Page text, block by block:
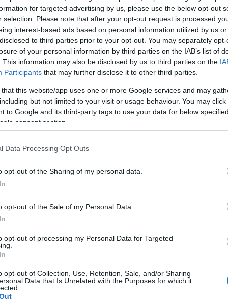
for targeted advertising by us, please use the below opt-out
selection. Please note that after your opt-out request is processed
interest-based ads based on personal information utilized by us
to third parties prior to your opt-out. You may separately
of your personal information by third parties on the IAB’s list of
This information may also be disclosed by us to third parties on the
Participants that may further disclose it to other third parties.
that this website/app uses one or more Google services and may
but not limited to your visit or usage behaviour. You may
to Google and its third-party tags to use your data for below
consent section.
Data Processing Opt Outs
opt-out of the Sharing of my personal data.
opt-out of the Sale of my Personal Data.
opt-out of processing my Personal Data for Targeted
opt-out of Collection, Use, Retention, Sale, and/or Sharing
Data that Is Unrelated with the Purposes for which it
και σύντομα να ακούσουμε πολύ καλά νέα».
ιατρικό ανακοινωθέν, «η κατάστασή του
τω Πρωθυπουργώ κος Γεώργιος Μυλωνάκης
διασωληνωμένος στη ΜΕΘ και η κατάστασή του